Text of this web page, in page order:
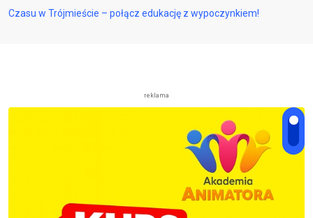
Czasu w Trójmieście – połącz edukację z wypoczynkiem!
reklama